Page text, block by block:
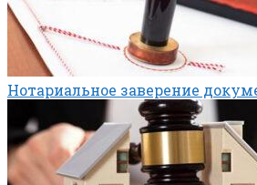
Нотариальное заверение